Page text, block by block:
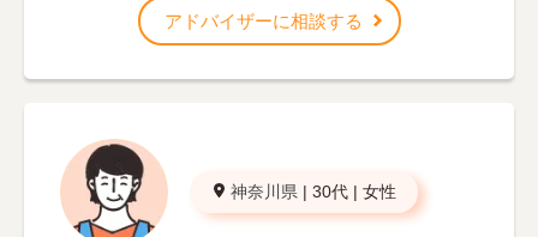
アドバイザーに相談する
神奈川県 | 30代 | 女性